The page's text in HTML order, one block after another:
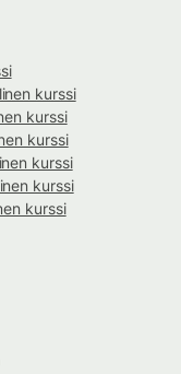
kurssi
kurssi
kurssi
kurssi
kurssi
kurssi